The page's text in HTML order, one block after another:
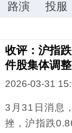
路演
投服
收评：沪指
件股集体调整
2026-03-31
3月31日消息
挫，沪指跌